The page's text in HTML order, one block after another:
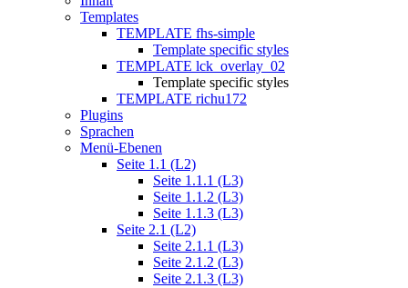
Templates
TEMPLATE fhs-simple
Template specific styles
TEMPLATE lck_overlay_02
Template specific styles
TEMPLATE richu172
Plugins
Sprachen
Menü-Ebenen
Seite 1.1 (L2)
Seite 1.1.1 (L3)
Seite 1.1.2 (L3)
Seite 1.1.3 (L3)
Seite 2.1 (L2)
Seite 2.1.1 (L3)
Seite 2.1.2 (L3)
Seite 2.1.3 (L3)